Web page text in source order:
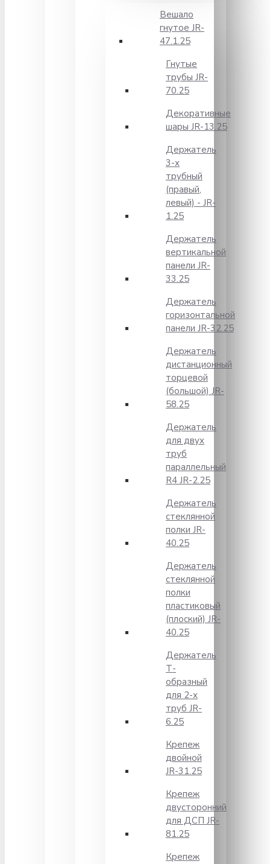
Вешало
гнутое JR-
47.1.25
Гнутые
трубы JR-
70.25
Декоративные
шары JR-13.25
Держатель
3-х
трубный
(правый,
левый) - JR-
1.25
Держатель
вертикальной
панели JR-
33.25
Держатель
горизонтальной
панели JR-32.25
Держатель
дистанционный
торцевой
(большой) JR-
58.25
Держатель
для двух
труб
параллельный
R4 JR-2.25
Держатель
стеклянной
полки JR-
40.25
Держатель
стеклянной
полки
пластиковый
(плоский) JR-
40.25
Держатель
Т-
образный
для 2-х
труб JR-
6.25
Крепеж
двойной
JR-31.25
Крепеж
двусторонний
для ДСП JR-
81.25
Крепеж